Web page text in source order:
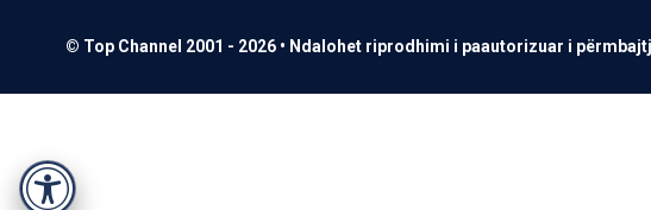
© Top Channel 2001 - 2026 • Ndalohet riprodhimi i paautorizuar i